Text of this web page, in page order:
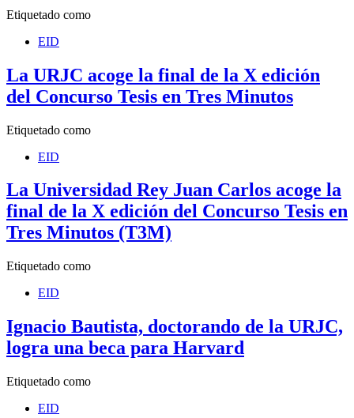
Etiquetado como
EID
La URJC acoge la final de la X edición
del Concurso Tesis en Tres Minutos
Etiquetado como
EID
La Universidad Rey Juan Carlos acoge la
final de la X edición del Concurso Tesis en
Tres Minutos (T3M)
Etiquetado como
EID
Ignacio Bautista, doctorando de la URJC,
logra una beca para Harvard
Etiquetado como
EID